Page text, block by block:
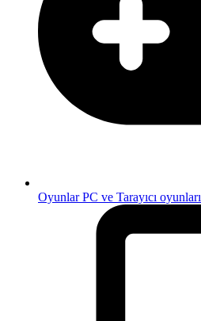
OyunlarPC ve Tarayıcı oyunları